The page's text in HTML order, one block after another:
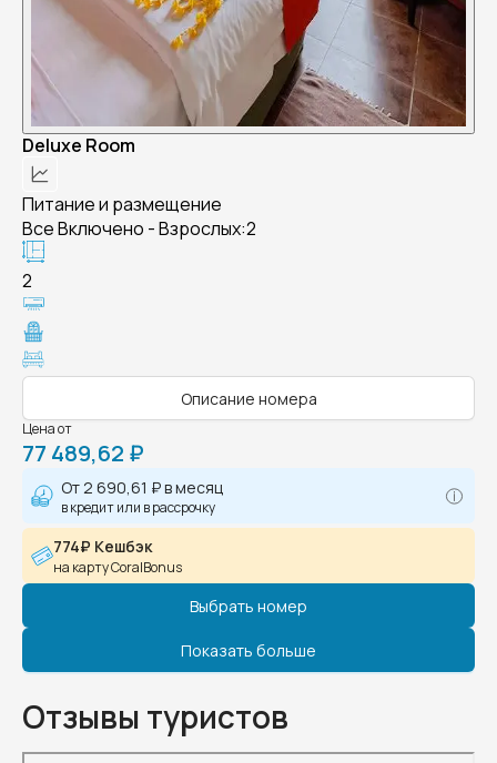
Deluxe Room
Питание и размещение
Все Включено - Взрослых:2
2
Описание номера
Цена от
77 489,62 ₽
От2 690,61 ₽в месяц
в кредит или в рассрочку
774₽ Кешбэк
на карту CoralBonus
Выбрать номер
Показать больше
Отзывы туристов